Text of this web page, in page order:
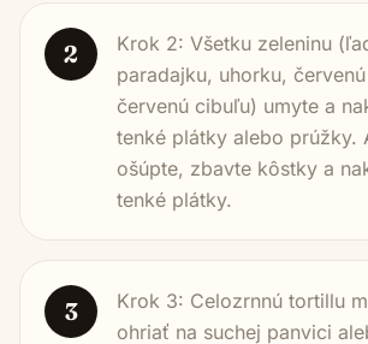
2
Krok 2: Všetku zeleninu
paradajku, uhorku,
červenú cibuľu) umyte a
tenké plátky alebo prúžky.
ošúpte, zbavte kôstky a
tenké plátky.
3
Krok 3: Celozrnnú tortillu
ohriať na suchej panvici